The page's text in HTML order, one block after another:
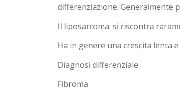
differenziazione. Generalmente
Il liposarcoma: si riscontra
Ha in genere una crescita lenta
Diagnosi differenziale:
Fibroma